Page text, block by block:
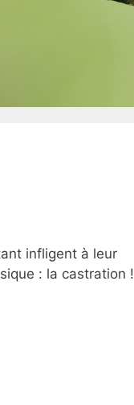
infligent à leur
: la castration !